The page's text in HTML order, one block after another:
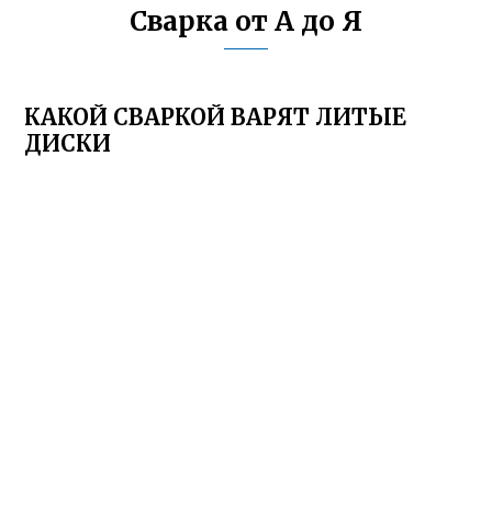
Сварка от А до Я
КАКОЙ СВАРКОЙ ВАРЯТ ЛИТЫЕ
ДИСКИ